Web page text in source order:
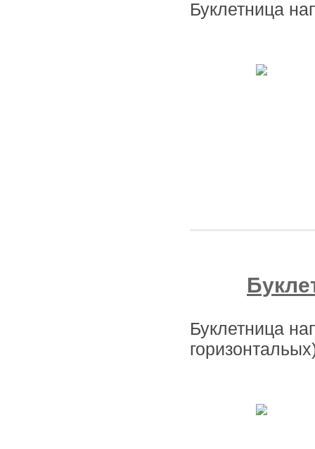
Буклетница
Буклетница